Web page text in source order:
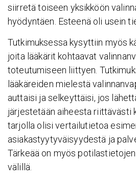
siirretä toiseen yksikköön
hyödyntäen. Esteenä oli usein
Tutkimuksessa kysyttiin myös
joita lääkärit kohtaavat
toteutumiseen liittyen.
lääkäreiden mielestä
auttaisi ja selkeyttäisi, jos
järjestetään aiheesta riittävästi
tarjolla olisi vertailutietoa
asiakastyytyväisyydestä ja
Tärkeää on myös
välillä.